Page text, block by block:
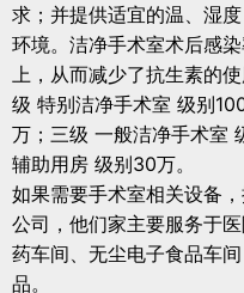
求；并提供适宜的温、湿
环境。洁净手术室术后感
上，从而减少了抗生素的使
级 特别洁净手术室 级别
万；三级 一般洁净手术室
辅助用房 级别30万。
如果需要手术室相关设备
公司，他们家主要服务于
药车间、无尘电子食品车
品。